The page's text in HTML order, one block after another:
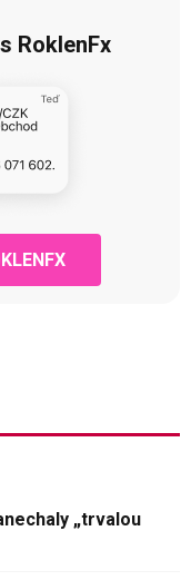
RoklenFx
„trvalou